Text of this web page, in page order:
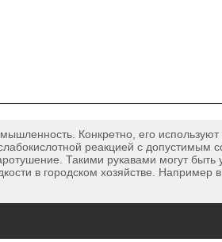
Конкретно, его используют
реакцией с допустимым
Такими рукавами могут быть
в городском хозяйстве. Например в